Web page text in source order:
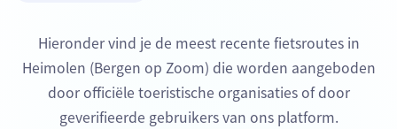
Hieronder vind je de meest recente fietsroutes in
Heimolen (Bergen op Zoom) die worden aangeboden
door officiële toeristische organisaties of door
geverifieerde gebruikers van ons platform.